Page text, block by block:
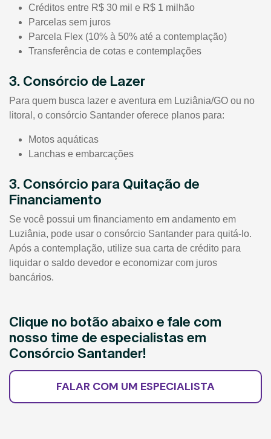
Créditos entre R$ 30 mil e R$ 1 milhão
Parcelas sem juros
Parcela Flex (10% à 50% até a contemplação)
Transferência de cotas e contemplações
3. Consórcio de Lazer
Para quem busca lazer e aventura em Luziânia/GO ou no
litoral, o consórcio Santander oferece planos para:
Motos aquáticas
Lanchas e embarcações
3. Consórcio para Quitação de
Financiamento
Se você possui um financiamento em andamento em
Luziânia, pode usar o consórcio Santander para quitá-lo.
Após a contemplação, utilize sua carta de crédito para
liquidar o saldo devedor e economizar com juros
bancários.
Clique no botão abaixo e fale com
nosso time de especialistas em
Consórcio Santander!
FALAR COM UM ESPECIALISTA